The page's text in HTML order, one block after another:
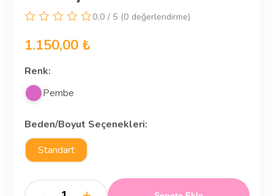
0,0 / 5 (0 değerlendirme)
1.150,00 ₺
Renk:
Pembe
Beden/Boyut Seçenekleri:
Standart